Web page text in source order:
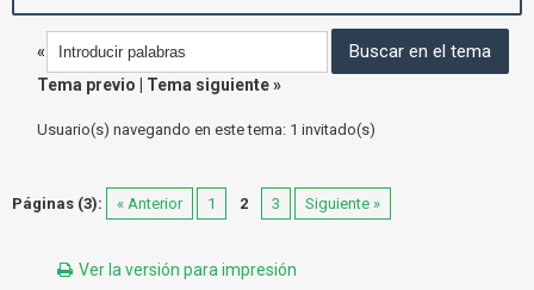
«
Tema previo
Tema siguiente»
Usuario(s) navegando en este tema: 1 invitado(s)
Páginas (3): « Anterior 1 2 3 Siguiente »
Ver la versión para impresión